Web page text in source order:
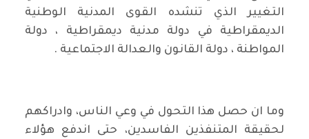
التغيير الذي تنشده القوى المدنية الوطنية
الديمقراطية في دولة مدنية ديمقراطية ، دولة
المواطنة ، دولة القانون والعدالة الاجتماعية .
وما ان حصل هذا التحول في وعي الناس، وادراكهم
لحقيقة المتنفذين الفاسدين، حتى اندفع هؤلاء